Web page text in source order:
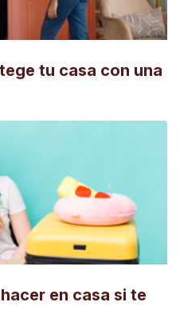
tu casa con una
en casa si te